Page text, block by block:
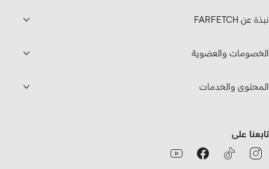
نبذة عن FARFETCH
الخصومات والعضوية
المحتوى والخدمات
تابعنا على